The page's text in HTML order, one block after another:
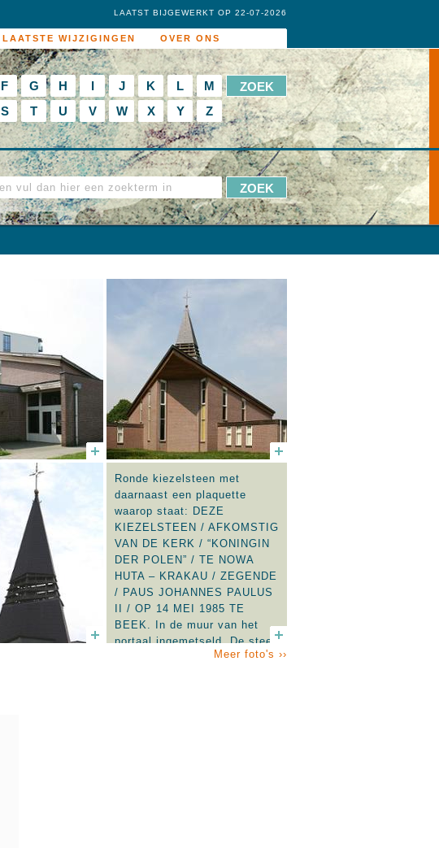
LAATSTE WIJZIGINGEN OVER ONS
LAATST BIJGEWERKT OP 22-07-2026
F G H I J K L
M
S T U V W X Y Z
Ronde kiezelsteen met
daarnaast een plaquette
waarop staat: DEZE
KIEZELSTEEN / AFKOMSTIG
VAN DE KERK / “KONINGIN
DER POLEN” / TE NOWA
HUTA – KRAKAU / ZEGENDE
/ PAUS JOHANNES PAULUS
II / OP 14 MEI 1985 TE
BEEK. In de muur van het
portaal ingemetseld. De steen
is bedoeld als teken vanMeer foto's ››